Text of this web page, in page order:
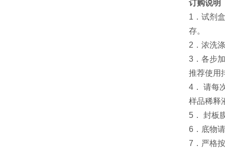
订购说明
1．试剂
存。
2．浓洗
3．各步
推荐使用
4． 请每
样品稀释
5． 封板
6．底物
7．严格